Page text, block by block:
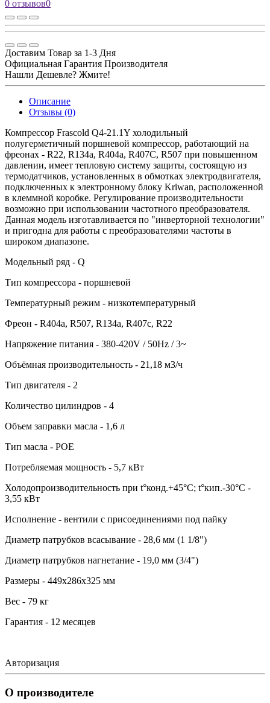
0 отзывов0
Доставим Товар за 1-3 Дня
Официальная Гарантия Производителя
Нашли Дешевле? Жмите!
Описание
Отзывы (0)
Компрессор Frascold Q4-21.1Y холодильный
полугерметичный поршневой компрессор, работающий на
фреонах - R22, R134a, R404a, R407C, R507 при повышенном
давлении, имеет тепловую систему защиты, состоящую из
термодатчиков, установленных в обмотках электродвигателя,
подключенных к электронному блоку Kriwan, расположенной
в клеммной коробке. Регулирование производительности
возможно при использовании частотного преобразователя.
Данная модель изготавливается по "инверторной технологии"
и пригодна для работы с преобразователями частоты в
широком диапазоне.
Модельный ряд - Q
Тип компрессора - поршневой
Температурный режим - низкотемпературный
Фреон - R404a, R507, R134a, R407c, R22
Напряжение питания - 380-420V / 50Hz / 3~
Объёмная производительность - 21,18 м3/ч
Тип двигателя - 2
Количество цилиндров - 4
Объем заправки масла - 1,6 л
Тип масла - POE
Потребляемая мощность - 5,7 кВт
Холодопроизводительность при t°конд.+45°С; t°кип.-30°С -
3,55 кВт
Исполнение - вентили с присоединениями под пайку
Диаметр патрубков всасывание - 28,6 мм (1 1/8")
Диаметр патрубков нагнетание - 19,0 мм (3/4")
Размеры - 449х286х325 мм
Вес - 79 кг
Гарантия - 12 месяцев
Авторизация
О производителе